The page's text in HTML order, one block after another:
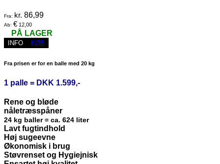
Fra: kr. 86,99
Ab: € 12,00
PÅ LAGER
INFO KØB
Fra prisen er for en balle med 20 kg
1 palle = DKK 1.599,-
Rene og bløde
nåletræsspåner
24 kg baller = ca. 624 liter
Lavt fugtindhold
Høj sugeevne
Økonomisk i brug
Støvrenset og Hygiejnisk